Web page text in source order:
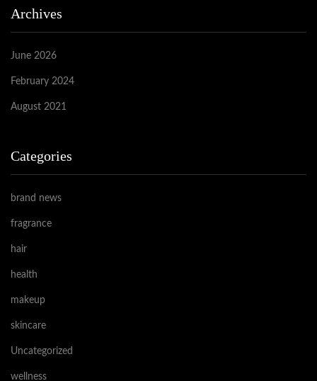
Archives
June 2026
February 2024
August 2021
Categories
brand news
fragrance
hair
health
makeup
skincare
Uncategorized
wellness